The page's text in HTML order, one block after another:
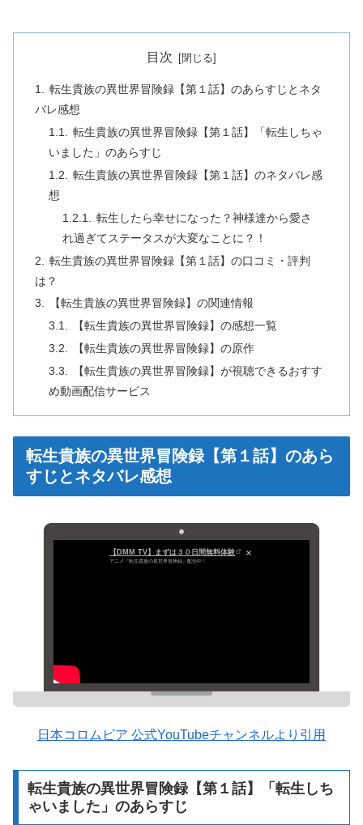
目次
転生貴族の異世界冒険録【第１話】のあらすじとネタ
バレ感想
転生貴族の異世界冒険録【第１話】「転生しちゃ
いました」のあらすじ
転生貴族の異世界冒険録【第１話】のネタバレ感
想
転生したら幸せになった？神様達から愛さ
れ過ぎてステータスが大変なことに？！
転生貴族の異世界冒険録【第１話】の口コミ・評判
は？
【転生貴族の異世界冒険録】の関連情報
【転生貴族の異世界冒険録】の感想一覧
【転生貴族の異世界冒険録】の原作
【転生貴族の異世界冒険録】が視聴できるおすす
め動画配信サービス
転生貴族の異世界冒険録【第１話】のあら
すじとネタバレ感想
【DMM TV】まずは３０日間無料体験
アニメ『転生貴族の異世界冒険録』配信中！
日本コロムビア 公式YouTubeチャンネルより引用
転生貴族の異世界冒険録【第１話】「転生しち
ゃいました」のあらすじ